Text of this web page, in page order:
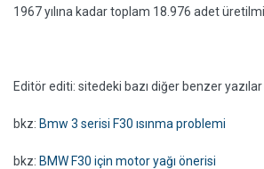
1967 yılına kadar toplam 18.976 adet
Editör editi: sitedeki bazı diğer benzer yazılar
bkz: Bmw 3 serisi F30 ısınma problemi
bkz: BMW F30 için motor yağı önerisi